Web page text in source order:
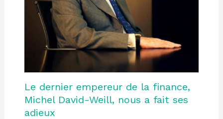
Le dernier empereur de la finance,
Michel David-Weill, nous a fait ses
adieux